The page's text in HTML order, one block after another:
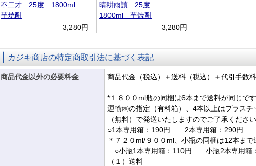
不二才 25度 1800ml
芋焼酎
3,280円
晴耕雨讀 25度
1800ml 芋焼酎
3,280円
カジキ商店の特定商取引法に基づく表記
商品代金以外の必要料金 商品代金（税込）＋送料（税込）＋代引手数料
*１８００ml瓶の同梱は6本まで送料が同じで
運輸㈱の指定（有料箱）、4本以上はプラス
（無料）で発送いたしますのでご了承ください
○1本専用箱：190円 2本専用箱：290
＊７２０ml/９００ml、小瓶の同梱は12本まで
○小瓶1本専用箱：110円 小瓶2本専用箱
（１）送料